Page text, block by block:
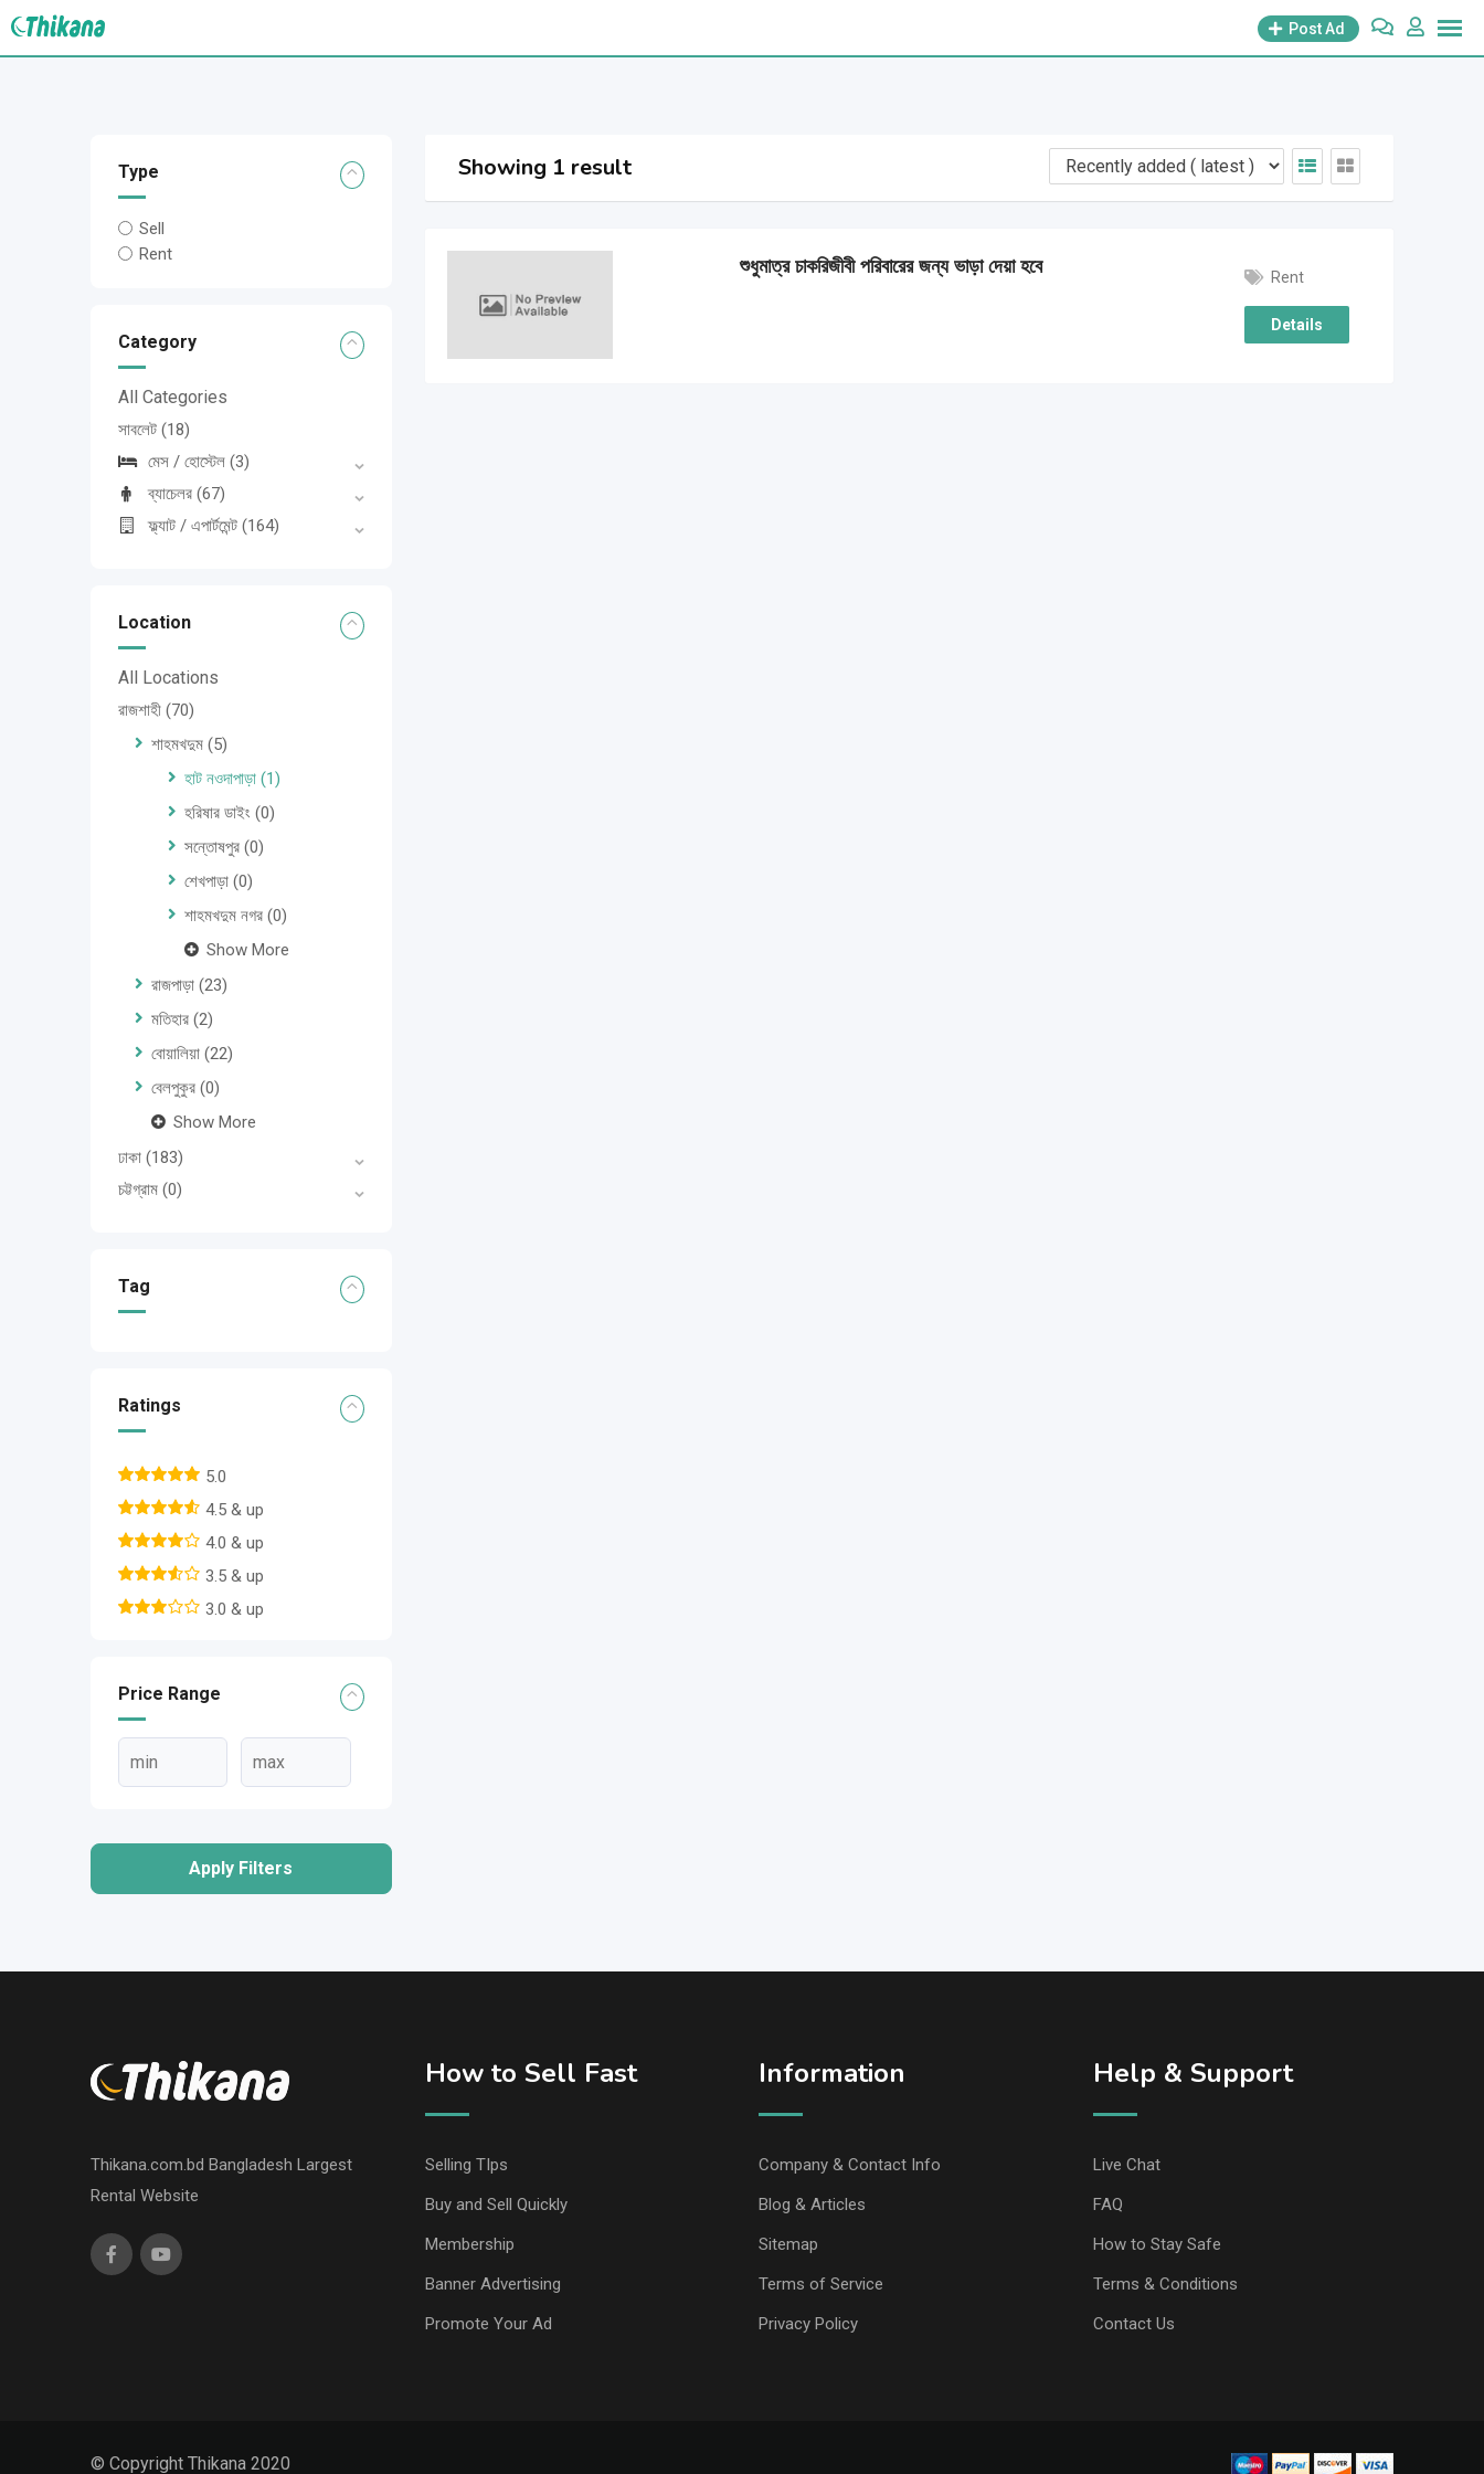
Skip
Post Ad
Type
Sell
Rent
Category
All Categories
সাবলেট (18)
মেস / হোস্টেল (3)
ব্যাচেলর (67)
ফ্ল্যাট / এপার্টমেন্ট (164)
Location
All Locations
রাজশাহী (70)
শাহমখদুম (5)
হাট নওদাপাড়া (1)
হরিষার ডাইং (0)
সন্তোষপুর (0)
শেখপাড়া (0)
শাহমখদুম নগর (0)
Show More
রাজপাড়া (23)
মতিহার (2)
বোয়ালিয়া (22)
বেলপুকুর (0)
Show More
ঢাকা (183)
চট্টগ্রাম (0)
Tag
Ratings
5.0
4.5 & up
4.0 & up
3.5 & up
3.0 & up
Price Range
Apply Filters
Showing 1 result
শুধুমাত্র চাকরিজীবী পরিবারের জন্য ভাড়া দেয়া হবে Rent
Details
Thikana.com.bd Bangladesh Largest
Rental Website
How to Sell Fast
Selling TIps
Buy and Sell Quickly
Membership
Banner Advertising
Promote Your Ad
Information
Company & Contact Info
Blog & Articles
Sitemap
Terms of Service
Privacy Policy
Help & Support
Live Chat
FAQ
How to Stay Safe
Terms & Conditions
Contact Us
© Copyright Thikana 2020